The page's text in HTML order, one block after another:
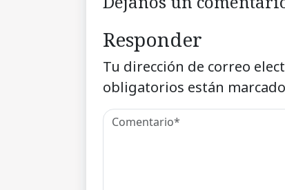
Responder
Tu dirección de correo
obligatorios están